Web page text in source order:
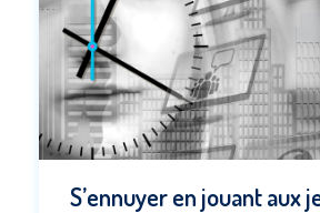
S’ennuyer en jouant aux